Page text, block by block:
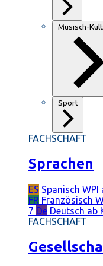
Musisch-
Sport
FACHSCHAFT
Sprachen
ES Spanisch WPI
FR Französisch
7 De Deutsch ab
FACHSCHAFT